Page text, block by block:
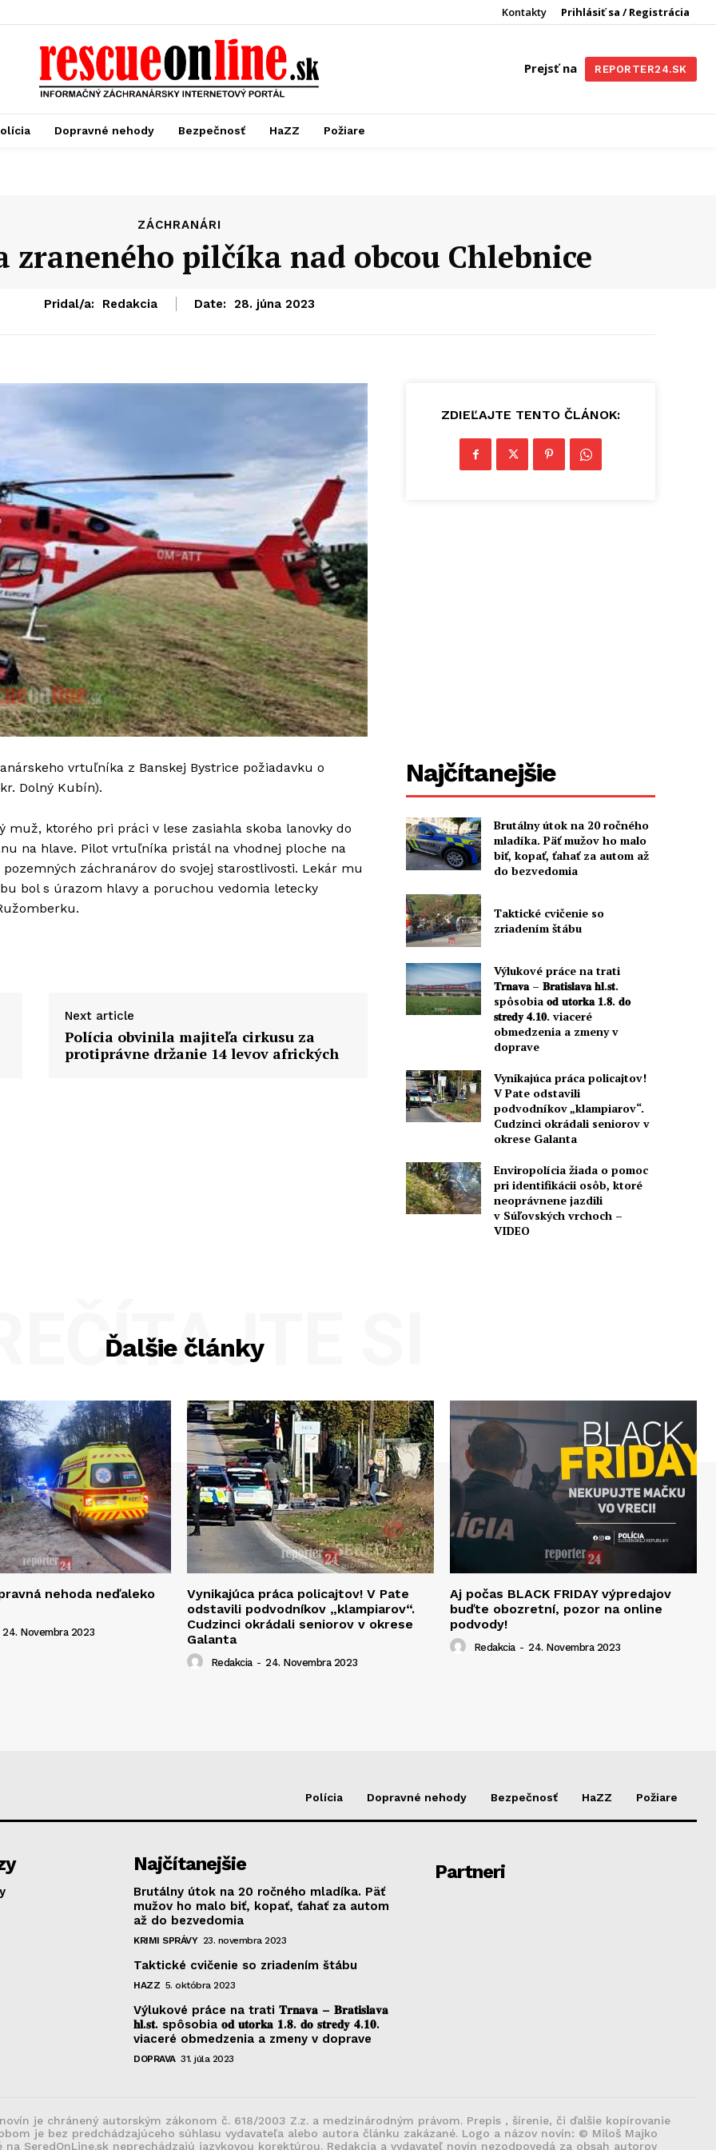
Prihlásiť sa / Registrácia
Kontakty
Prejsť na REPORTER24.SK
Dopravné nehody Bezpečnosť HaZZ Požiare
ZÁCHRANÁRI
zraneného pilčíka nad obcou Chlebnice
Pridal/a: Redakcia Date: 28. júna 2023
vrtuľníka z Banskej Bystrice požiadavku o
Dolný Kubín).
muž, ktorého pri práci v lese zasiahla skoba lanovky do
na hlave. Pilot vrtuľníka pristál na vhodnej ploche na
záchranárov do svojej starostlivosti. Lekár mu
bol s úrazom hlavy a poruchou vedomia letecky
Next article
Polícia obvinila majiteľa cirkusu za
protiprávne držanie 14 levov afrických
ZDIEĽAJTE TENTO ČLÁNOK:
Najčítanejšie
Brutálny útok na 20 ročného
mladíka. Päť mužov ho malo
biť, kopať, ťahať za autom až
do bezvedomia
Taktické cvičenie so
zriadením štábu
Výlukové práce na trati
𝐓𝐫𝐧𝐚𝐯𝐚 – 𝐁𝐫𝐚𝐭𝐢𝐬𝐥𝐚𝐯𝐚 𝐡𝐥.𝐬𝐭.
spôsobia 𝐨𝐝 𝐮𝐭𝐨𝐫𝐤𝐚 𝟏.𝟖. 𝐝𝐨
𝐬𝐭𝐫𝐞𝐝𝐲 𝟒.𝟏𝟎. viaceré
obmedzenia a zmeny v
doprave
Vynikajúca práca policajtov!
V Pate odstavili
podvodníkov „klampiarov“.
Cudzinci okrádali seniorov v
okrese Galanta
Enviropolícia žiada o pomoc
pri identifikácii osôb, ktoré
neoprávnene jazdili
v Súľovských vrchoch –
VIDEO
Ďalšie články SI
nehoda neďaleko
24. Novembra 2023
Vynikajúca práca policajtov! V Pate
odstavili podvodníkov „klampiarov“.
Cudzinci okrádali seniorov v okrese
Galanta
Redakcia - 24. Novembra 2023
Aj počas BLACK FRIDAY výpredajov
buďte obozretní, pozor na online
podvody!
Redakcia - 24. Novembra 2023
Polícia Dopravné nehody Bezpečnosť HaZZ Požiare
Najčítanejšie
Brutálny útok na 20 ročného mladíka. Päť
mužov ho malo biť, kopať, ťahať za autom
až do bezvedomia
KRIMI SPRÁVY 23. novembra 2023
Taktické cvičenie so zriadením štábu
HAZZ 5. októbra 2023
Výlukové práce na trati 𝐓𝐫𝐧𝐚𝐯𝐚 – 𝐁𝐫𝐚𝐭𝐢𝐬𝐥𝐚𝐯𝐚
𝐡𝐥.𝐬𝐭. spôsobia 𝐨𝐝 𝐮𝐭𝐨𝐫𝐤𝐚 𝟏.𝟖. 𝐝𝐨 𝐬𝐭𝐫𝐞𝐝𝐲 𝟒.𝟏𝟎.
viaceré obmedzenia a zmeny v doprave
DOPRAVA 31. júla 2023
Partneri
je chránený autorským zákonom č. 618/2003 Z.z. a medzinárodným právom. Prepis , šírenie, či ďalšie kopírovanie
je bez predchádzajúceho súhlasu vydavateľa alebo autora článku zakázané. Logo a názov novín: © Miloš Majko
SeredOnLine.sk neprechádzajú jazykovou korektúrou. Redakcia a vydavateľ novín nezodpovedá za obsah autorov